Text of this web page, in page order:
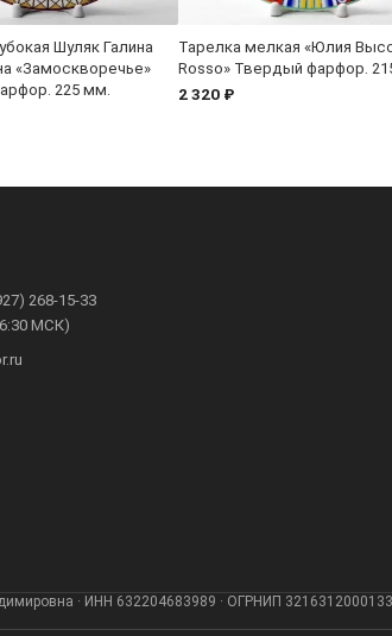
Шуляк Галина
«Замоскворечье»
225 мм.
Тарелка мелкая «Юлия
Rosso» Твердый фарфор.
2 320 ₽
268-15-33
МСК)
· ИНН 632204683989 · ОГРНИП